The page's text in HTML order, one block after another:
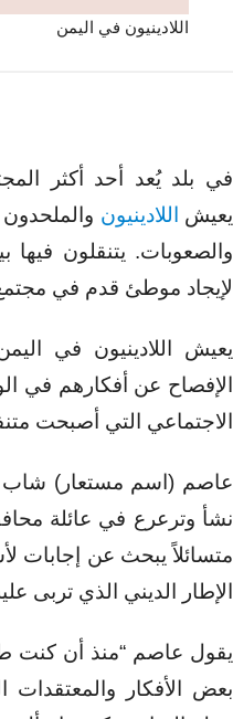
اللادينيون في اليمن
في بلد يُعد أحد أكثر
يعيش
اللادينيون
والصعوبات. يتنقلون
لإيجاد موطئ قدم في
يعيش اللادينيون في
الإفصاح عن أفكارهم في
الاجتماعي التي أصبحت
عاصم (اسم مستعار) شاب
نشأ وترعرع في عائلة
متسائلاً يبحث عن إجابات
الإطار الديني الذي تربى
يقول عاصم “منذ أن كنت
بعض الأفكار